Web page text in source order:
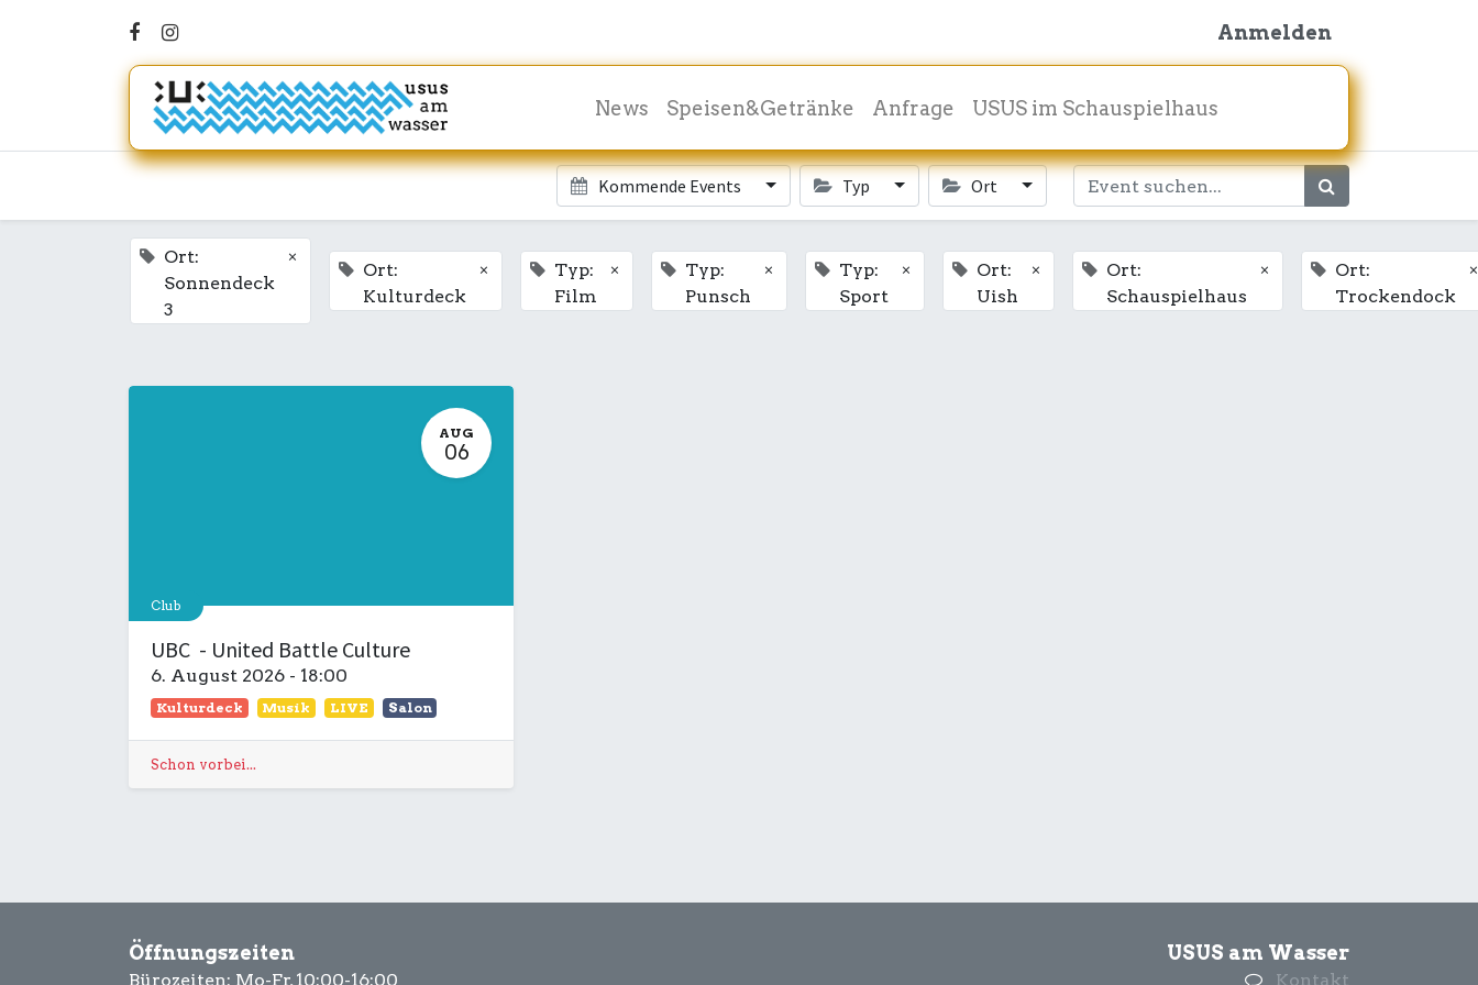
Anmelden
News Speisen&Getränke Anfrage USUS im Schauspielhaus
Kommende Events Typ Ort
Ort:
Sonnendeck
3
×
Ort:
Kulturdeck
×
Typ:
Film
×
Typ:
Punsch
×
Typ:
Sport
×
Ort:
Uish
×
Ort:
Schauspielhaus
×
Ort:
Trockendock
×
AUG
06
Club
UBC - United Battle Culture
6. August 2026 - 18:00
Kulturdeck Musik LIVE Salon
Schon vorbei...
Öffnungszeiten
Bürozeiten: Mo-Fr, 10:00-16:00
USUS am Wasser
Kontakt